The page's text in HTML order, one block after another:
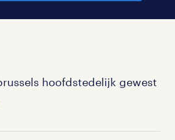
hoofdstedelijk gewest